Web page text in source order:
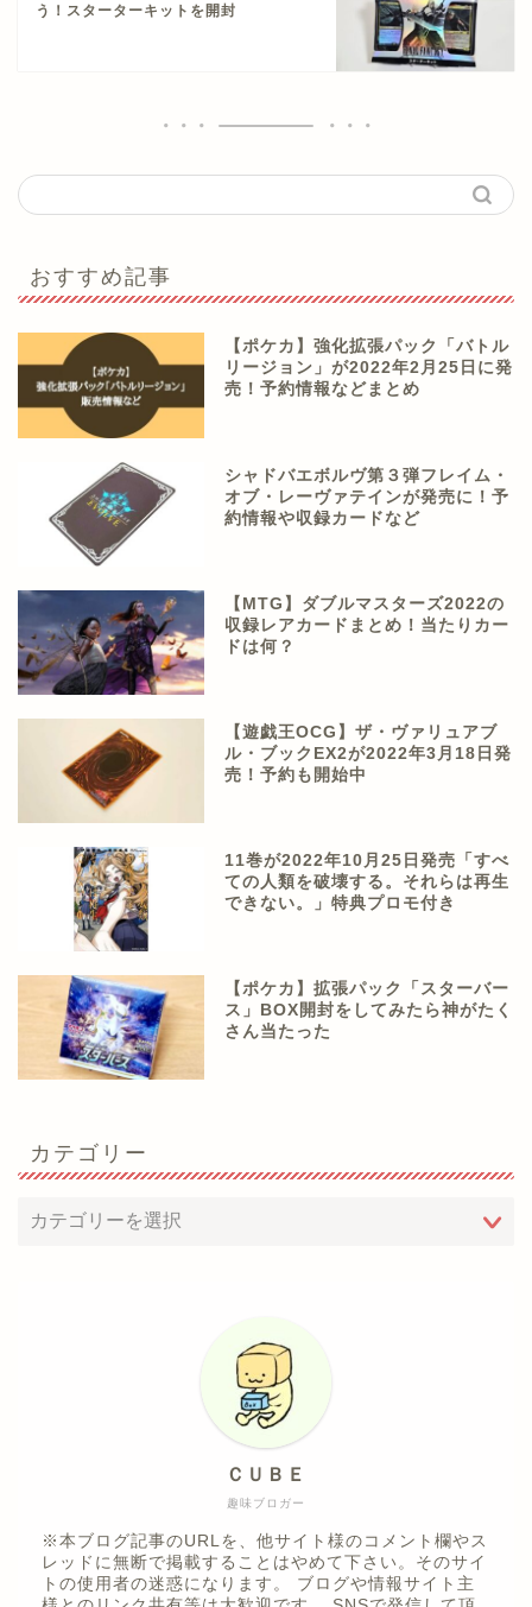
う！スターターキットを開封
おすすめ記事
【ポケカ】強化拡張パック「バトル
リージョン」が2022年2月25日に発
売！予約情報などまとめ
シャドバエボルヴ第３弾フレイム・
オブ・レーヴァテインが発売に！予
約情報や収録カードなど
【MTG】ダブルマスターズ2022の
収録レアカードまとめ！当たりカー
ドは何？
【遊戯王OCG】ザ・ヴァリュアブ
ル・ブックEX2が2022年3月18日発
売！予約も開始中
11巻が2022年10月25日発売「すべ
ての人類を破壊する。それらは再生
できない。」特典プロモ付き
【ポケカ】拡張パック「スターバー
ス」BOX開封をしてみたら神がたく
さん当たった
カテゴリー
趣味ブロガー
ＣＵＢＥ
※本ブログ記事のURLを、他サイト様のコメント欄やス
レッドに無断で掲載することはやめて下さい。そのサイ
トの使用者の迷惑になります。 ブログや情報サイト主